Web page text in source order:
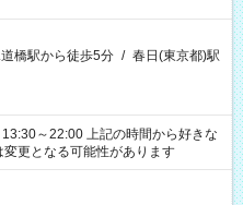
橋駅から徒歩5分 / 春日(東京都)駅
記の時間から好きな
更となる可能性があります